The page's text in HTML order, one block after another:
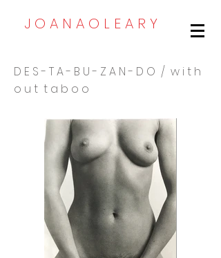
J O A N A O L E A R Y
D E S - T A - B U - Z A N - D O / w i t h
o u t t a b o o